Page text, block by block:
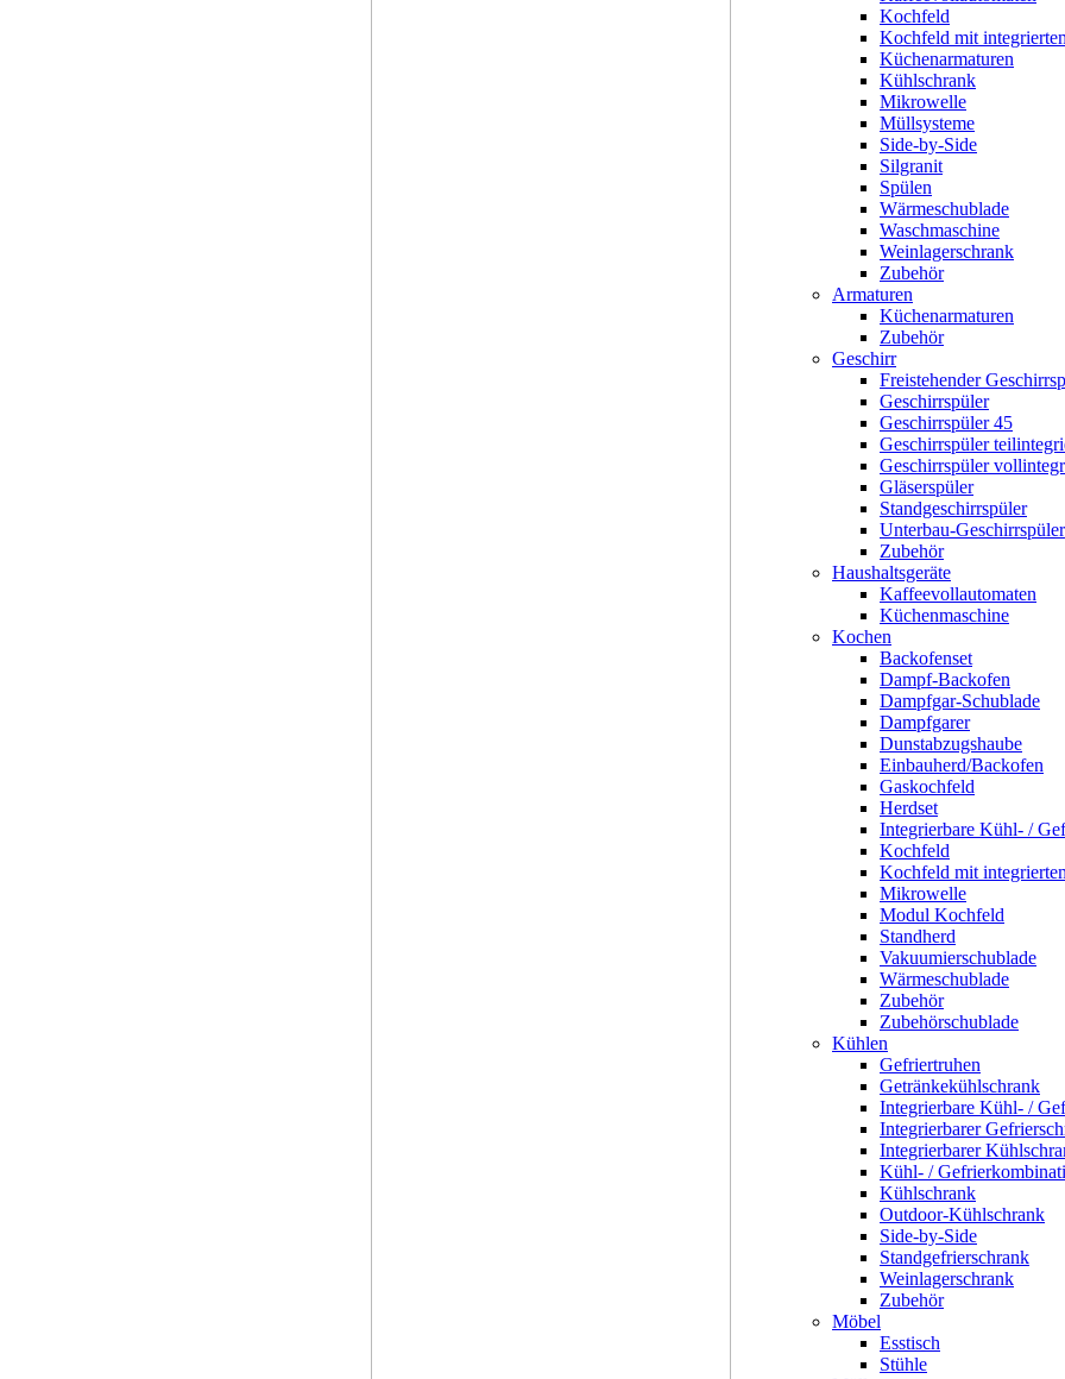
Kochfeld
Kochfeld mit
Küchenarmaturen
Kühlschrank
Mikrowelle
Müllsysteme
Side-by-Side
Silgranit
Spülen
Wärmeschublade
Waschmaschine
Weinlagerschrank
Zubehör
Armaturen
Küchenarmaturen
Zubehör
Geschirr
Freistehender
Geschirrspüler
Geschirrspüler 45
Geschirrspüler
Geschirrspüler
Gläserspüler
Standgeschirrspüler
Unterbau-Geschirrspüler
Zubehör
Haushaltsgeräte
Kaffeevollautomaten
Küchenmaschine
Kochen
Backofenset
Dampf-Backofen
Dampfgar-Schublade
Dampfgarer
Dunstabzugshaube
Einbauherd/Backofen
Gaskochfeld
Herdset
Integrierbare Kühl- /
Kochfeld
Kochfeld mit
Mikrowelle
Modul Kochfeld
Standherd
Vakuumierschublade
Wärmeschublade
Zubehör
Zubehörschublade
Kühlen
Gefriertruhen
Getränkekühlschrank
Integrierbare Kühl- /
Integrierbarer
Integrierbarer
Kühl- /
Kühlschrank
Outdoor-Kühlschrank
Side-by-Side
Standgefrierschrank
Weinlagerschrank
Zubehör
Möbel
Esstisch
Stühle